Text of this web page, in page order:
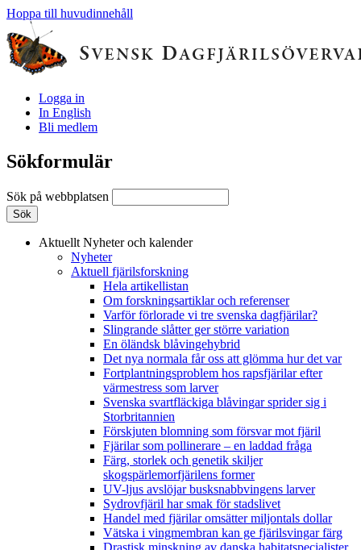
Hoppa till huvudinnehåll
Logga in
In English
Bli medlem
Sökformulär
Sök på webbplatsen
Aktuellt Nyheter och kalender
Nyheter
Aktuell fjärilsforskning
Hela artikellistan
Om forskningsartiklar och referenser
Varför förlorade vi tre svenska dagfjärilar?
Slingrande slåtter ger större variation
En öländsk blåvingehybrid
Det nya normala får oss att glömma hur det var
Fortplantningsproblem hos rapsfjärilar efter
värmestress som larver
Svenska svartfläckiga blåvingar sprider sig i
Storbritannien
Förskjuten blomning som försvar mot fjäril
Fjärilar som pollinerare – en laddad fråga
Färg, storlek och genetik skiljer
skogspärlemorfjärilens former
UV-ljus avslöjar busksnabbvingens larver
Sydrovfjäril har smak för stadslivet
Handel med fjärilar omsätter miljontals dollar
Vätska i vingmembran kan ge fjärilsvingar färg
Drastisk minskning av danska habitatspecialister